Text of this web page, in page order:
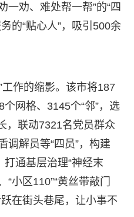
一劝、难处帮一帮”的“四
的“贴心人”，吸引500余
工作的缩影。该市将187
网格、3145个“邻”，选
，联动7321名党员群众
调解员等“四员”，构建
打通基层治理“神经末
“小区110”“黄丝带敲门
在街头巷尾，让小事不